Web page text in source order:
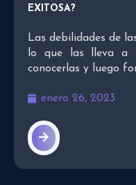
EXITOSA?
Las debilidades de
lo que las lleva a
conocerlas y luego
enero 26, 2023